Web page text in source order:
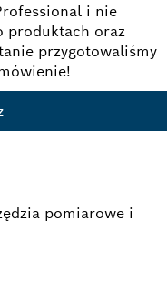
i nie
produktach oraz
przygotowaliśmy
pomiarowe i